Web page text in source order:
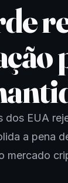
dos EUA
a pena
mercado